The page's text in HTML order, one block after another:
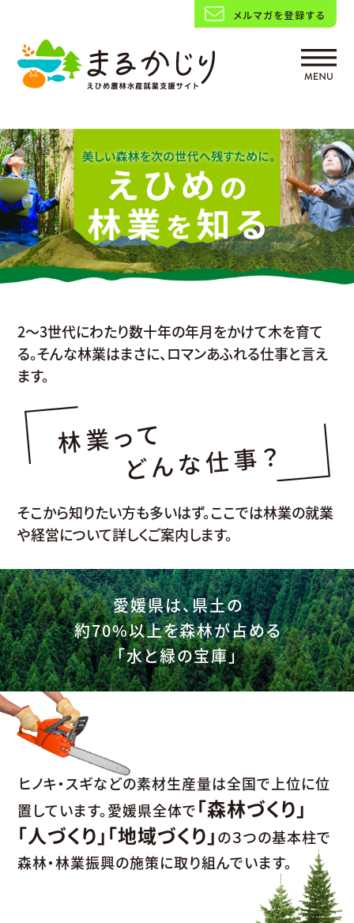
2～3世代にわたり数十年の年月をかけて木を育て
る。そんな林業はまさに、ロマンあふれる仕事と言え
ます。
そこから知りたい方も多いはず。ここでは林業の就業
や経営について詳しくご案内します。
愛媛県は、県土の
約70%以上を森林が占める
「水と緑の宝庫」
ヒノキ・スギなどの素材生産量は全国で上位に位
置しています。愛媛県全体で「森林づくり」
「人づくり」「地域づくり」の３つの基本柱で
森林・林業振興の施策に取り組んでいます。